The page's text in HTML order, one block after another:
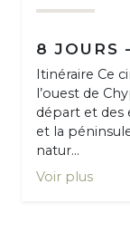
8 JOURS
Itinéraire Ce
l’ouest de
départ et des
et la
natur...
Voir plus